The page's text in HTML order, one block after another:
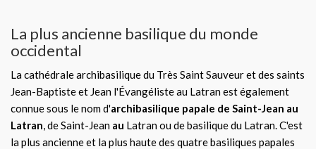
La plus ancienne basilique du monde
occidental
La cathédrale archibasilique du Très Saint Sauveur et des saints
Jean-Baptiste et Jean l'Évangéliste au Latran est également
connue sous le nom d'archibasilique papale de Saint-Jean au
Latran, de Saint-Jean au Latran ou de basilique du Latran. C'est
la plus ancienne et la plus haute des quatre basiliques papales